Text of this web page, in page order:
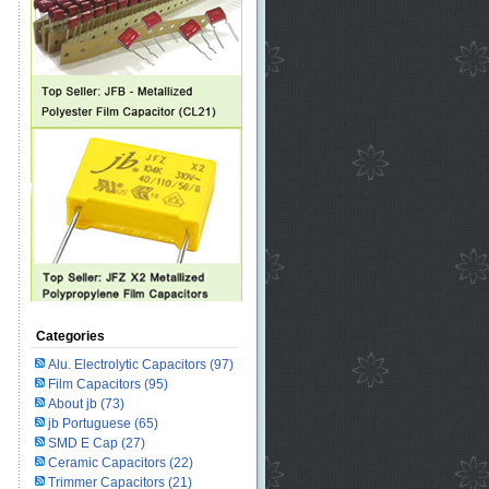
Categories
Alu. Electrolytic Capacitors(97)
Film Capacitors(95)
About jb(73)
jb Portuguese (65)
SMD E Cap(27)
Ceramic Capacitors(22)
Trimmer Capacitors(21)